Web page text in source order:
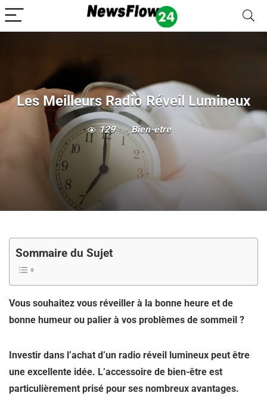
Les Meilleurs Radio Réveil Lumineux
129 Bien-être
Sommaire du Sujet
Vous souhaitez vous réveiller à la bonne heure et de
bonne humeur ou palier à vos problèmes de sommeil ?
Investir dans l’achat d’un radio réveil lumineux peut être
une excellente idée. L’accessoire de bien-être est
particulièrement prisé pour ses nombreux avantages.